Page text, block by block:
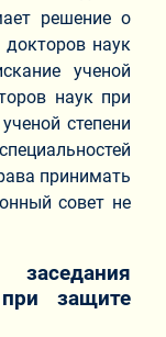
решение о
наук
ученой
наук при
степени
принимать
совет не
при защите